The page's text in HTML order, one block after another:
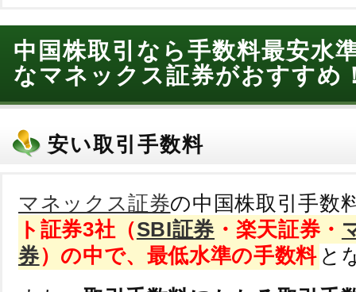
中国株取引なら手数料最安水
なマネックス証券がおすすめ
安い取引手数料
マネックス証券の中国株取引手数
ト証券3社（SBI証券 ・ 楽天証券・
券）の中で、最低水準の手数料 と